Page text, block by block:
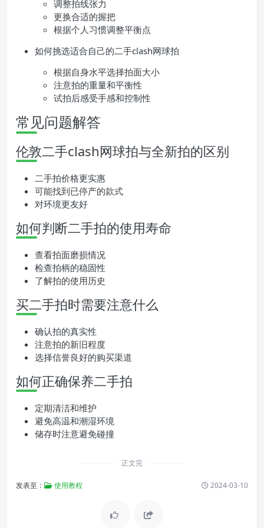
调整拍线张力
更换合适的握把
根据个人习惯调整平衡点
如何挑选适合自己的二手clash网球拍
根据自身水平选择拍面大小
注意拍的重量和平衡性
试拍后感受手感和控制性
常见问题解答
伦敦二手clash网球拍与全新拍的区别
二手拍价格更实惠
可能找到已停产的款式
对环境更友好
如何判断二手拍的使用寿命
查看拍面磨损情况
检查拍柄的稳固性
了解拍的使用历史
买二手拍时需要注意什么
确认拍的真实性
注意拍的新旧程度
选择信誉良好的购买渠道
如何正确保养二手拍
定期清洁和维护
避免高温和潮湿环境
储存时注意避免碰撞
正文完
发表至： 使用教程 2024-03-10